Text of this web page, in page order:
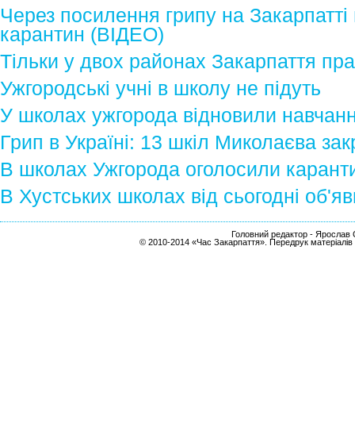
Через посилення грипу на
карантин (ВІДЕО)
Тільки у двох районах Закарпаття
Ужгородські учні в школу не підуть
У школах ужгорода відновили
Грип в Україні: 13 шкіл Миколаєва
В школах Ужгорода оголосили
В Хустських школах від сьогодні
Головний редактор - Ярослав
© 2010-2014 «Час Закарпаття». Передрук